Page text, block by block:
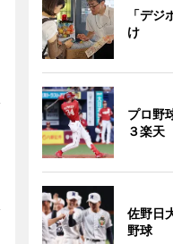
「デ
け
プロ野
３楽天
佐野日
野球